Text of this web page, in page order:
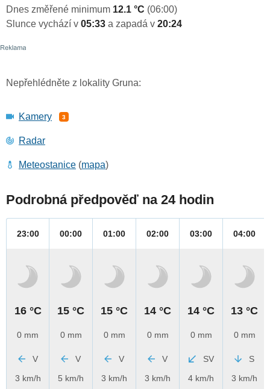
Dnes změřené minimum 12.1 °C (06:00)
Slunce vychází v 05:33 a zapadá v 20:24
Nepřehlédněte z lokality Gruna:
Kamery 3
Radar
Meteostanice (mapa)
Podrobná předpověď na 24 hodin
23:00
16 °C
0 mm
V
3 km/h
00:00
15 °C
0 mm
V
5 km/h
01:00
15 °C
0 mm
V
3 km/h
02:00
14 °C
0 mm
V
3 km/h
03:00
14 °C
0 mm
SV
4 km/h
04:00
13 °C
0 mm
S
3 km/h